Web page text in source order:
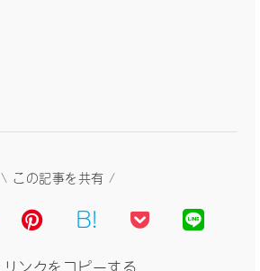
\ この記事を共有 /
B!
リンクをコピーする